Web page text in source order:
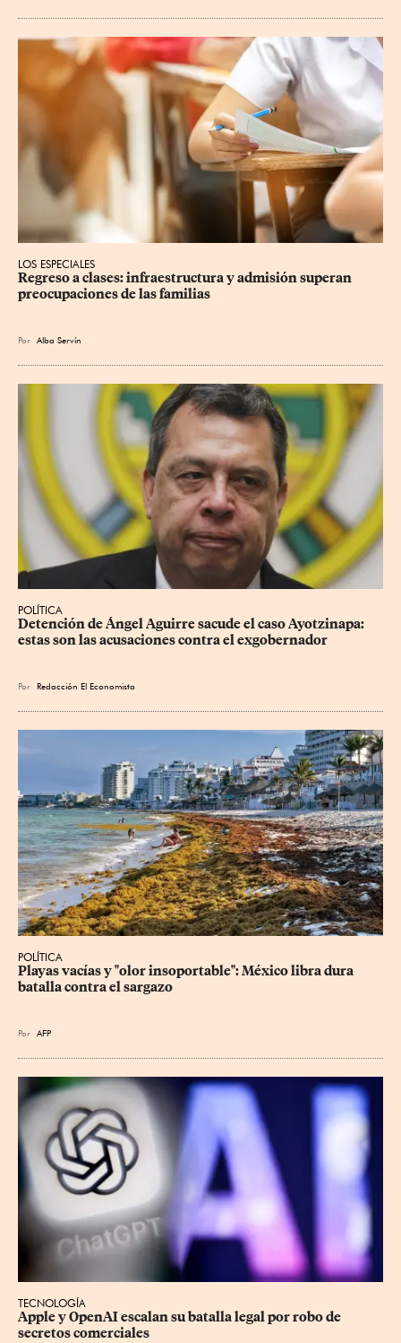
LOS ESPECIALES
Regreso a clases: infraestructura y admisión superan
preocupaciones de las familias
Por Alba Servín
POLÍTICA
Detención de Ángel Aguirre sacude el caso Ayotzinapa:
estas son las acusaciones contra el exgobernador
Por Redacción El Economista
POLÍTICA
Playas vacías y "olor insoportable": México libra dura
batalla contra el sargazo
Por AFP
TECNOLOGÍA
Apple y OpenAI escalan su batalla legal por robo de
secretos comerciales